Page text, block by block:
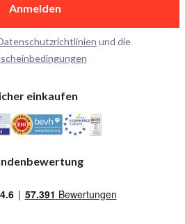
Anmelden
und die
einkaufen